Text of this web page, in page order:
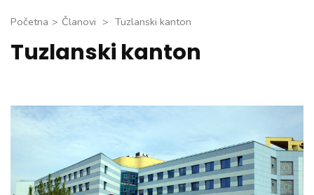
Početna > Članovi > Tuzlanski kanton
Tuzlanski kanton